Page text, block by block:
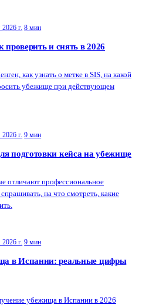
г. 8 мин
проверить и снять в 2026
как узнать о метке в SIS, на какой
убежище при действующем
г. 9 мин
подготовки кейса на убежище
отличают профессиональное
на что смотреть, какие
г. 9 мин
в Испании: реальные цифры
убежища в Испании в 2026